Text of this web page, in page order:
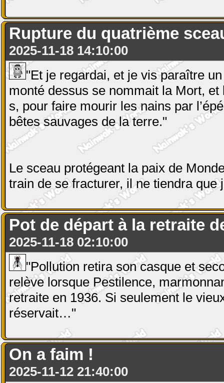
Rupture du quatrième
2025-11-18 14:10:00
"Et je regardai, et je vis paraître
monté dessus se nommait la Mort,
s, pour faire mourir les nains par
bêtes sauvages de la terre."
Le sceau protégeant la paix de
train de se fracturer, il ne tiendra
Pot de départ à la retraite
2025-11-18 02:10:00
"Pollution retira son casque et
relève lorsque Pestilence,
retraite en 1936. Si seulement le
réservait…"
On a faim !
2025-11-12 21:40:00